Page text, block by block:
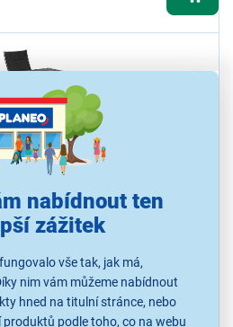
nabídnout ten
zážitek
vše tak, jak má,
nim vám můžeme nabídnout
hned na titulní stránce, nebo
podle toho, co na webu
4
konstrukcí, Velikost stolu: 150 × 90 ×
vnitřní použití, Možnost dokoupení